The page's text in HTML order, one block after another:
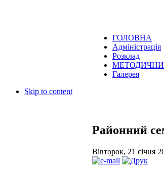
ГОЛОВНА
Адміністрація
Розклад
Галерея
Skip to content
Районний
Вівторок, 21 січня